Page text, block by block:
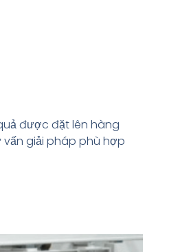
được đặt lên hàng
giải pháp phù hợp